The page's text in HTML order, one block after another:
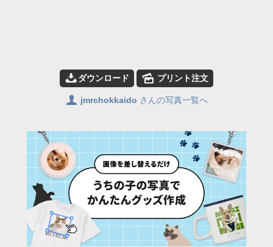
📥ダウンロード 🌄 プリント注文
👤 jmrchokkaido さんの写真一覧へ